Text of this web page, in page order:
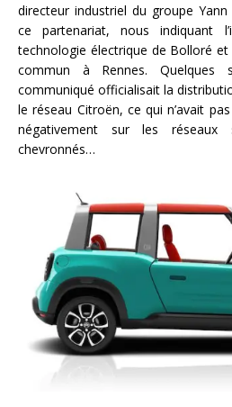
directeur industriel du groupe
ce partenariat, nous indiquant
technologie électrique de Bolloré et
commun à Rennes. Quelques
communiqué officialisait la
le réseau Citroën, ce qui n’avait
négativement sur les
chevronnés…